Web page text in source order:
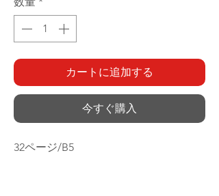
カートに追加する
今すぐ購入
32ページ/B5